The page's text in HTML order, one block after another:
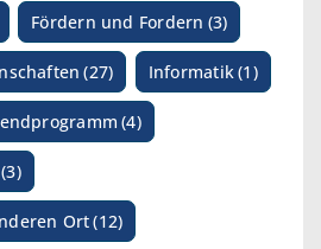
Fördern und Fordern (3)
(27) Informatik(1)
(4)
(3)
Ort(12)